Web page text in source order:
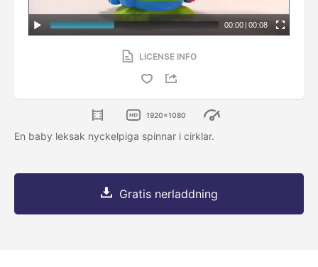
00:00 | 00:08
LICENSE INFO
1920x1080
En baby leksak nyckelpiga spinnar i cirklar.
Gratis nerladdning